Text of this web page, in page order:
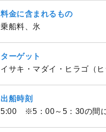
料金に含まれるもの
乗船料、氷
ターゲット
イサキ・マダイ・ヒラゴ（
出船時刻
5:00 ※5：00～5：30の間に